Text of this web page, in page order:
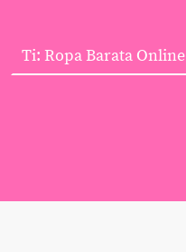
Ti: Ropa Barata Online